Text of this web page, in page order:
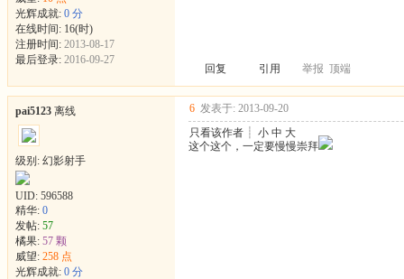
光辉成就: 0 分
在线时间: 16(时)
注册时间: 2013-08-17
最后登录: 2016-09-27
回复 引用 举报 顶端
pai5123 离线
级别: 幻影射手
UID: 596588
精华: 0
发帖: 57
橘果: 57 颗
威望: 258 点
光辉成就: 0 分
6 发表于: 2013-09-20
只看该作者 ┊ 小 中 大
这个这个，一定要慢慢崇拜